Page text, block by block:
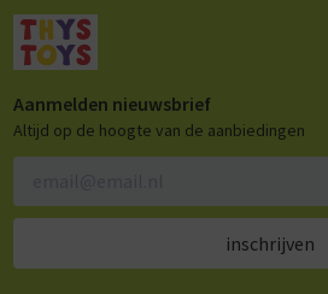
Aanmelden nieuwsbrief
Altijd op de hoogte van de aanbiedingen
inschrijven